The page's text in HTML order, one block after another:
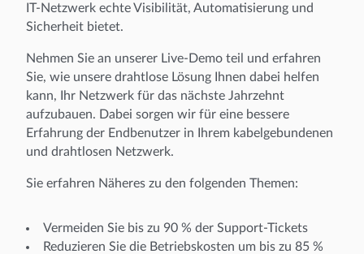
IT-Netzwerk echte Visibilität, Automatisierung und
Sicherheit bietet.
Nehmen Sie an unserer Live-Demo teil und erfahren
Sie, wie unsere drahtlose Lösung Ihnen dabei helfen
kann, Ihr Netzwerk für das nächste Jahrzehnt
aufzubauen. Dabei sorgen wir für eine bessere
Erfahrung der Endbenutzer in Ihrem kabelgebundenen
und drahtlosen Netzwerk.
Sie erfahren Näheres zu den folgenden Themen:
Vermeiden Sie bis zu 90 % der Support-Tickets
Reduzieren Sie die Betriebskosten um bis zu 85 %